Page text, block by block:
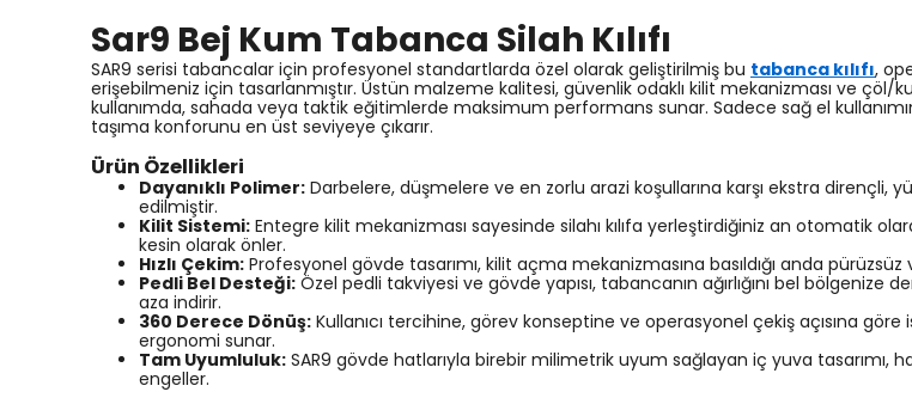
Sar9 Bej Kum Tabanca Silah Kılıfı
SAR9 serisi tabancalar için profesyonel standartlarda özel olarak geliştirilmiş bu tabanca kılıfı,
erişebilmeniz için tasarlanmıştır. Üstün malzeme kalitesi, güvenlik odaklı kilit mekanizması ve
kullanımda, sahada veya taktik eğitimlerde maksimum performans sunar. Sadece sağ el
taşıma konforunu en üst seviyeye çıkarır.
Ürün Özellikleri
Dayanıklı Polimer: Darbelere, düşmelere ve en zorlu arazi koşullarına karşı ekstra dirençli,
edilmiştir.
Kilit Sistemi: Entegre kilit mekanizması sayesinde silahı kılıfa yerleştirdiğiniz an otomatik
kesin olarak önler.
Hızlı Çekim: Profesyonel gövde tasarımı, kilit açma mekanizmasına basıldığı anda
Pedli Bel Desteği: Özel pedli takviyesi ve gövde yapısı, tabancanın ağırlığını bel
aza indirir.
360 Derece Dönüş: Kullanıcı tercihine, görev konseptine ve operasyonel çekiş açısına
ergonomi sunar.
Tam Uyumluluk: SAR9 gövde hatlarıyla birebir milimetrik uyum sağlayan iç yuva tasarımı,
engeller.